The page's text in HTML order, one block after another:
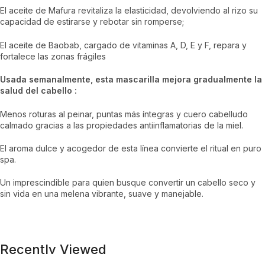
El aceite de Mafura revitaliza la elasticidad, devolviendo al rizo su
capacidad de estirarse y rebotar sin romperse;
El aceite de Baobab, cargado de vitaminas A, D, E y F, repara y
fortalece las zonas frágiles
Usada semanalmente, esta mascarilla mejora gradualmente la
salud del cabello :
Menos roturas al peinar, puntas más íntegras y cuero cabelludo
calmado gracias a las propiedades antiinflamatorias de la miel.
El aroma dulce y acogedor de esta línea convierte el ritual en puro
spa.
Un imprescindible para quien busque convertir un cabello seco y
sin vida en una melena vibrante, suave y manejable.
Recently Viewed